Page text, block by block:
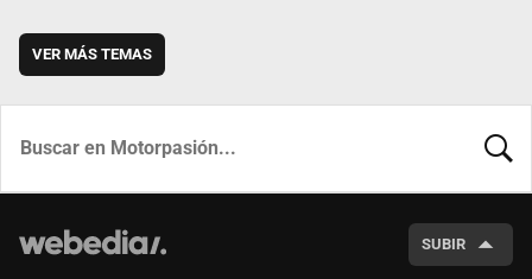
VER MÁS TEMAS
SUBIR